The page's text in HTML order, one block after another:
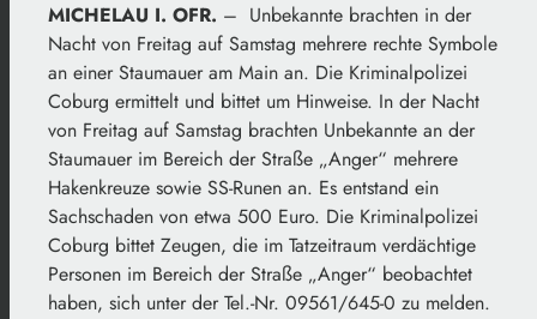
MICHELAU I. OFR. – Unbekannte brachten in der
Nacht von Freitag auf Samstag mehrere rechte Symbole
an einer Staumauer am Main an. Die Kriminalpolizei
Coburg ermittelt und bittet um Hinweise. In der Nacht
von Freitag auf Samstag brachten Unbekannte an der
Staumauer im Bereich der Straße „Anger“ mehrere
Hakenkreuze sowie SS-Runen an. Es entstand ein
Sachschaden von etwa 500 Euro. Die Kriminalpolizei
Coburg bittet Zeugen, die im Tatzeitraum verdächtige
Personen im Bereich der Straße „Anger“ beobachtet
haben, sich unter der Tel.-Nr. 09561/645-0 zu melden.